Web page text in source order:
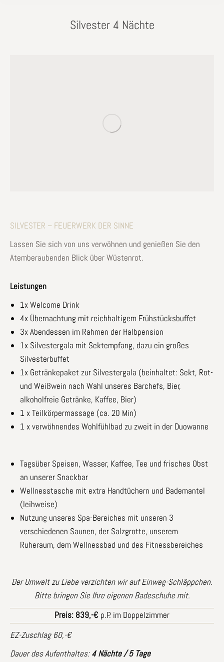
Silvester 4 Nächte
SILVESTER – FEUERWERK DER SINNE
Lassen Sie sich von uns verwöhnen und genießen Sie den
Atemberaubenden Blick über Wüstenrot.
Leistungen
1x Welcome Drink
4x Übernachtung mit reichhaltigem Frühstücksbuffet
3x Abendessen im Rahmen der Halbpension
1x Silvestergala mit Sektempfang, dazu ein großes
Silvesterbuffet
1x Getränkepaket zur Silvestergala (beinhaltet: Sekt, Rot-
und Weißwein nach Wahl unseres Barchefs, Bier,
alkoholfreie Getränke, Kaffee, Bier)
1 x Teilkörpermassage (ca. 20 Min)
1 x verwöhnendes Wohlfühlbad zu zweit in der Duowanne
Tagsüber Speisen, Wasser, Kaffee, Tee und frisches Obst
an unserer Snackbar
Wellnesstasche mit extra Handtüchern und Bademantel
(leihweise)
Nutzung unseres Spa-Bereiches mit unseren 3
verschiedenen Saunen, der Salzgrotte, unserem
Ruheraum, dem Wellnessbad und des Fitnessbereiches
Der Umwelt zu Liebe verzichten wir auf Einweg-Schläppchen.
Bitte bringen Sie Ihre eigenen Badeschuhe mit.
Preis: 839,-€ p.P. im Doppelzimmer
EZ-Zuschlag 60,-€
Dauer des Aufenthaltes:4 Nächte / 5 Tage